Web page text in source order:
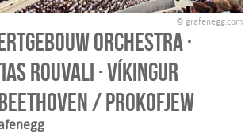
© grafenegg.com
Orchestra ·
Rouvali · Víkingur
/ PROKOFJEW